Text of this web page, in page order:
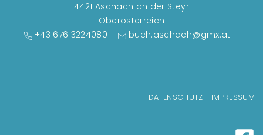
4421 Aschach an der Steyr
Oberösterreich
+43 676 3224080
buch.aschach@gmx.at
DATENSCHUTZ IMPRESSUM